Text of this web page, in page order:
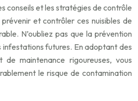
conseils et les stratégies de contrôle
et contrôler ces nuisibles de
N’oubliez pas que la prévention
futures. En adoptant des
de maintenance rigoureuses, vous
le risque de contamination